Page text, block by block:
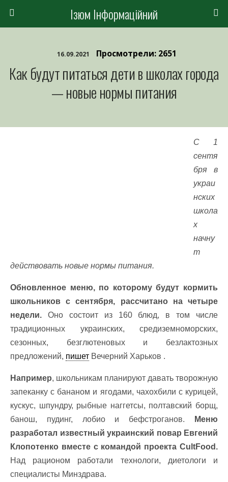
Ізюм Інформаційний
16.09.2021 Просмотрели: 2651
Как будут питаться дети в школах города
— новые нормы питания
С 1
сентя
бря в
украи
нских
школа
х
начну
т
действовать новые нормы питания.
Обновленное меню, по которому будут кормить
школьников с сентября, рассчитано на четыре
недели. Оно состоит из 160 блюд, в том числе
традиционных украинских, средиземноморских,
сезонных, безглютеновых и безлактозных
предложений, пишет Вечерний Харьков .
Например, школьникам планируют давать творожную
запеканку с бананом и ягодами, чахохбили с курицей,
кускус, шпундру, рыбные наггетсы, полтавский борщ,
банош, пудинг, лобио и бефстроганов.
Меню
разработал известный украинский повар Евгений
Клопотенко вместе с командой проекта CultFood.
Над рационом работали технологи, диетологи и
специалисты Минздрава.